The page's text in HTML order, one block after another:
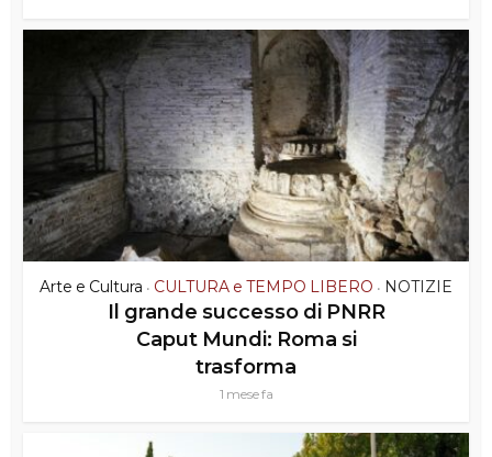
Arte e Cultura • CULTURA e TEMPO LIBERO • NOTIZIE
Il grande successo di PNRR
Caput Mundi: Roma si
trasforma
1 mese fa